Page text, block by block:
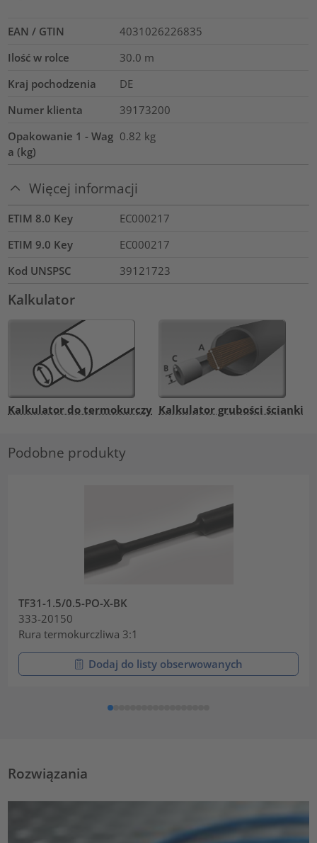
EAN / GTIN
4031026226835
Ilość w rolce
30.0 m
Kraj pochodzenia
DE
Numer klienta
39173200
Opakowanie 1 - Wag
a (kg)
0.82 kg
Więcej informacji
ETIM 8.0 Key
EC000217
ETIM 9.0 Key
EC000217
Kod UNSPSC
39121723
Kalkulator
Kalkulator do termokurczy Kalkulator grubości ścianki
Podobne produkty
TF31-1.5/0.5-PO-X-BK
333-20150
Rura termokurczliwa 3:1
Dodaj do listy obserwowanych
Rozwiązania